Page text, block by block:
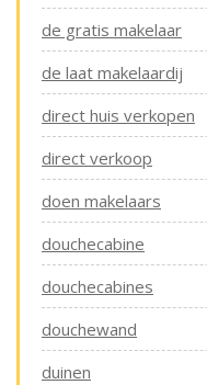
de gratis makelaar
de laat makelaardij
direct huis verkopen
direct verkoop
doen makelaars
douchecabine
douchecabines
douchewand
duinen